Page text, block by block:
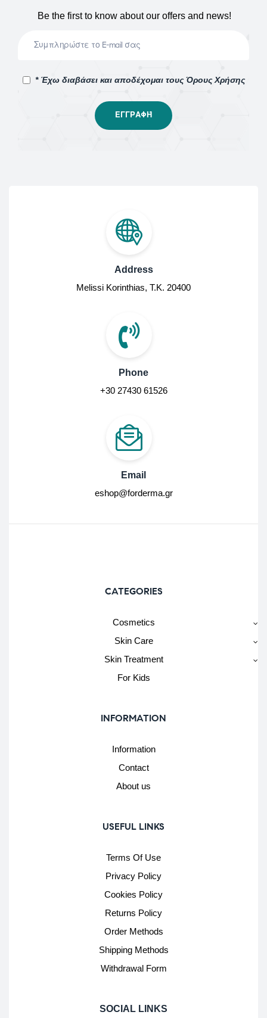
Be the first to know about our offers and news!
* Έχω διαβάσει και αποδέχομαι τους Όρους Χρήσης
Address
Melissi Korinthias, Τ.Κ. 20400
Phone
+30 27430 61526
Email
eshop@forderma.gr
CATEGORIES
Cosmetics
Skin Care
Skin Treatment
For Kids
INFORMATION
Information
Contact
About us
USEFUL LINKS
Terms Of Use
Privacy Policy
Cookies Policy
Returns Policy
Order Methods
Shipping Methods
Withdrawal Form
SOCIAL LINKS